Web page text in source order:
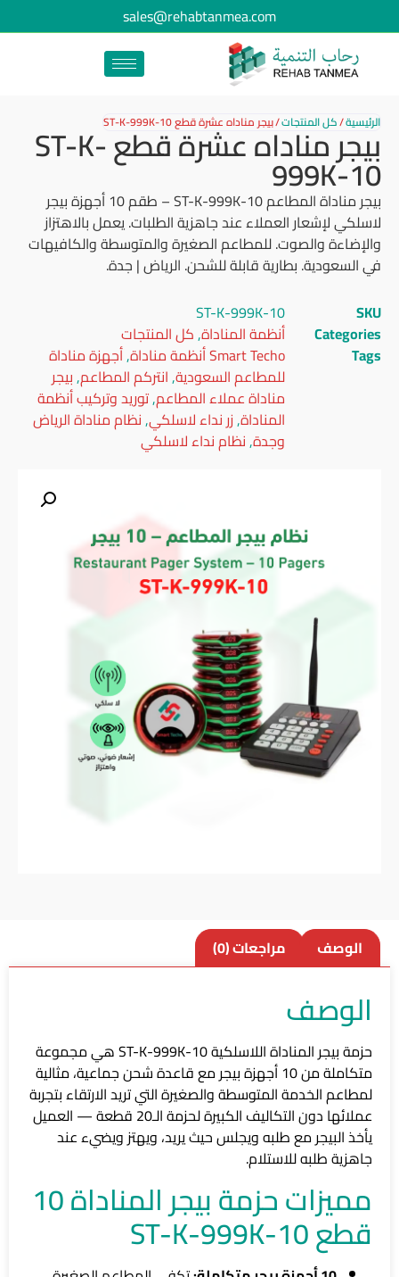
sales@rehabtanmea.com
الرئيسية/كل المنتجات/بيجر مناداه عشرة قطع ST-K-999K-10 بيجر مناداه عشرة قطع ST-K-
999K-10
بيجر مناداة المطاعم ST-K-999K-10 – طقم 10 أجهزة بيجر
لاسلكي لإشعار العملاء عند جاهزية الطلبات. يعمل بالاهتزاز
والإضاءة والصوت. للمطاعم الصغيرة والمتوسطة والكافيهات
في السعودية. بطارية قابلة للشحن. الرياض | جدة.
SKU
ST-K-999K-10
Categories
أنظمة المناداة,كل المنتجات
Tags
Smart Techo أنظمة مناداة ,أجهزة مناداة
للمطاعم السعودية,انتركم المطاعم,بيجر
مناداة عملاء المطاعم,توريد وتركيب أنظمة
المناداة,زر نداء لاسلكي,نظام مناداة الرياض
وجدة,نظام نداء لاسلكي
الوصف مراجعات (0)
الوصف
حزمة بيجر المناداة اللاسلكية ST-K-999K-10 هي مجموعة
متكاملة من 10 أجهزة بيجر مع قاعدة شحن جماعية، مثالية
لمطاعم الخدمة المتوسطة والصغيرة التي تريد الارتقاء بتجربة
عملائها دون التكاليف الكبيرة لحزمة الـ20 قطعة — العميل
يأخذ البيجر مع طلبه ويجلس حيث يريد، ويهتز ويضيء عند
جاهزية طلبه للاستلام.
مميزات حزمة بيجر المناداة 10
قطع ST-K-999K-10